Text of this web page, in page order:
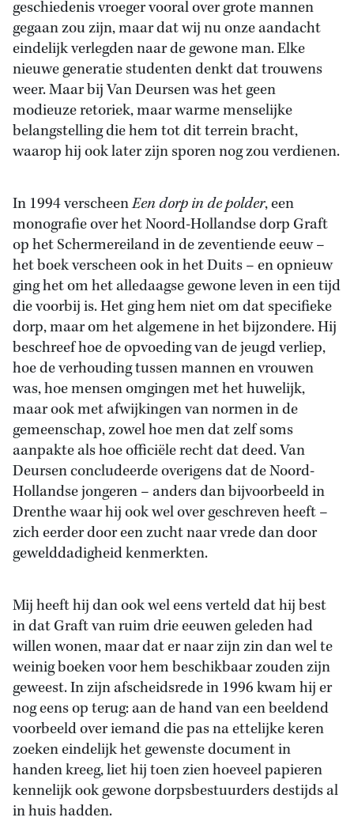
geschiedenis vroeger vooral over grote mannen
gegaan zou zijn, maar dat wij nu onze aandacht
eindelijk verlegden naar de gewone man. Elke
nieuwe generatie studenten denkt dat trouwens
weer. Maar bij Van Deursen was het geen
modieuze retoriek, maar warme menselijke
belangstelling die hem tot dit terrein bracht,
waarop hij ook later zijn sporen nog zou verdienen.
In 1994 verscheenEen dorp in de polder, een
monografie over het Noord-Hollandse dorp Graft
op het Schermereiland in de zeventiende eeuw –
het boek verscheen ook in het Duits – en opnieuw
ging het om het alledaagse gewone leven in een tijd
die voorbij is. Het ging hem niet om dat specifieke
dorp, maar om het algemene in het bijzondere. Hij
beschreef hoe de opvoeding van de jeugd verliep,
hoe de verhouding tussen mannen en vrouwen
was, hoe mensen omgingen met het huwelijk,
maar ook met afwijkingen van normen in de
gemeenschap, zowel hoe men dat zelf soms
aanpakte als hoe officiële recht dat deed. Van
Deursen concludeerde overigens dat de Noord-
Hollandse jongeren – anders dan bijvoorbeeld in
Drenthe waar hij ook wel over geschreven heeft –
zich eerder door een zucht naar vrede dan door
gewelddadigheid kenmerkten.
Mij heeft hij dan ook wel eens verteld dat hij best
in dat Graft van ruim drie eeuwen geleden had
willen wonen, maar dat er naar zijn zin dan wel te
weinig boeken voor hem beschikbaar zouden zijn
geweest. In zijn afscheidsrede in 1996 kwam hij er
nog eens op terug: aan de hand van een beeldend
voorbeeld over iemand die pas na ettelijke keren
zoeken eindelijk het gewenste document in
handen kreeg, liet hij toen zien hoeveel papieren
kennelijk ook gewone dorpsbestuurders destijds al
in huis hadden.